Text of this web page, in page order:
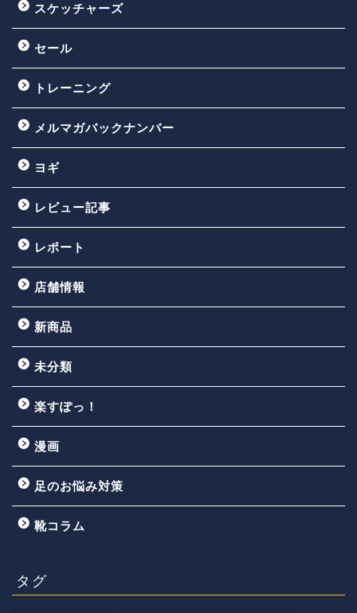
スケッチャーズ
セール
トレーニング
メルマガバックナンバー
ヨギ
レビュー記事
レポート
店舗情報
新商品
未分類
楽すぽっ！
漫画
足のお悩み対策
靴コラム
タグ